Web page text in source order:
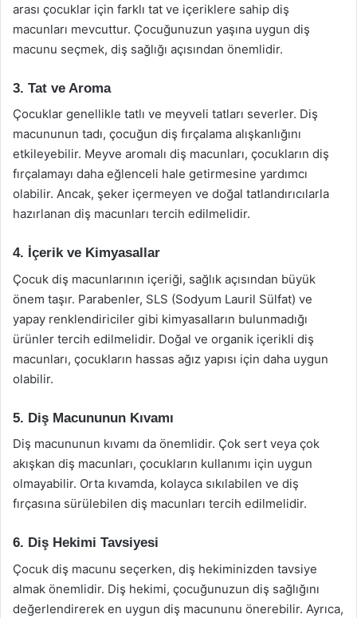
arası çocuklar için farklı tat ve içeriklere sahip diş
macunları mevcuttur. Çocuğunuzun yaşına uygun diş
macunu seçmek, diş sağlığı açısından önemlidir.
3. Tat ve Aroma
Çocuklar genellikle tatlı ve meyveli tatları severler. Diş
macununun tadı, çocuğun diş fırçalama alışkanlığını
etkileyebilir. Meyve aromalı diş macunları, çocukların diş
fırçalamayı daha eğlenceli hale getirmesine yardımcı
olabilir. Ancak, şeker içermeyen ve doğal tatlandırıcılarla
hazırlanan diş macunları tercih edilmelidir.
4. İçerik ve Kimyasallar
Çocuk diş macunlarının içeriği, sağlık açısından büyük
önem taşır. Parabenler, SLS (Sodyum Lauril Sülfat) ve
yapay renklendiriciler gibi kimyasalların bulunmadığı
ürünler tercih edilmelidir. Doğal ve organik içerikli diş
macunları, çocukların hassas ağız yapısı için daha uygun
olabilir.
5. Diş Macununun Kıvamı
Diş macununun kıvamı da önemlidir. Çok sert veya çok
akışkan diş macunları, çocukların kullanımı için uygun
olmayabilir. Orta kıvamda, kolayca sıkılabilen ve diş
fırçasına sürülebilen diş macunları tercih edilmelidir.
6. Diş Hekimi Tavsiyesi
Çocuk diş macunu seçerken, diş hekiminizden tavsiye
almak önemlidir. Diş hekimi, çocuğunuzun diş sağlığını
değerlendirerek en uygun diş macununu önerebilir. Ayrıca,